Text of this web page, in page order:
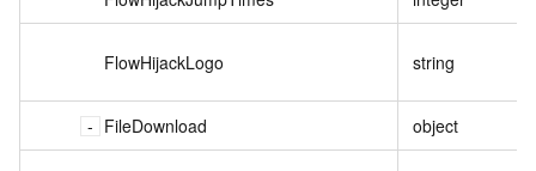
FlowHijackLogo string
FileDownload object